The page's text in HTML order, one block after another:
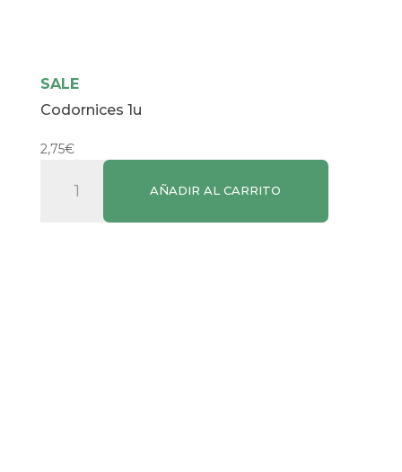
SALE
Codornices 1u
2,75€
Codornices
cantidad
AÑADIR AL CARRITO